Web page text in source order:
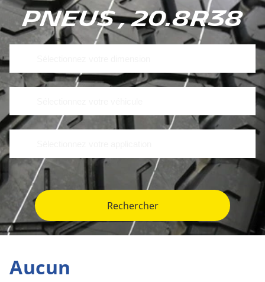
pneus , 20.8R38
Rechercher
Aucun